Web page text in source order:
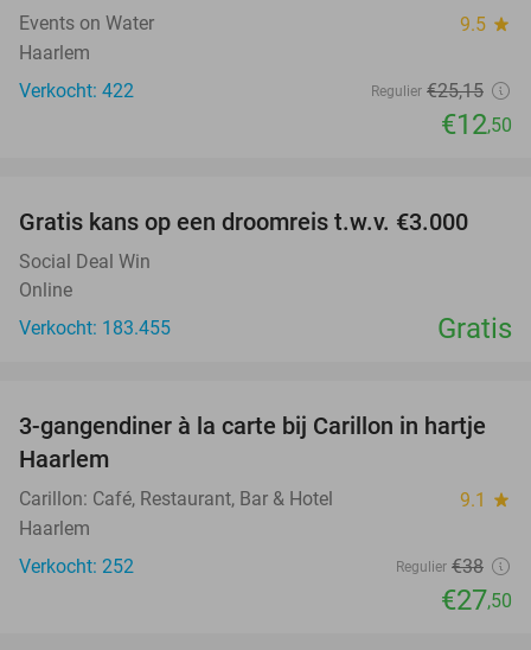
Events on Water 9.5 star
Haarlem
Verkocht: 422
Regulier €25,15
€12,50
Gratis kans op een droomreis t.w.v. €3.000
Social Deal Win
Online
Verkocht: 183.455
Gratis
28%
3-gangendiner à la carte bij Carillon in hartje
Haarlem
Carillon: Café, Restaurant, Bar & Hotel 9.1 star
Haarlem
Verkocht: 252
Regulier €38
€27,50